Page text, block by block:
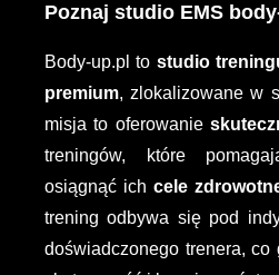
Poznaj studio EMS
Body-up.pl to studio
premium, zlokalizowane w
misja to oferowanie
treningów, które
osiągnąć ich cele
trening odbywa się pod
doświadczonego trenera, co